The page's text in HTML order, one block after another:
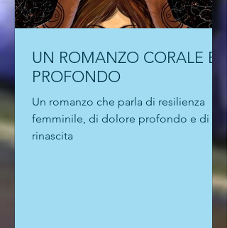
UN ROMANZO CORALE E
PROFONDO
Un romanzo che parla di resilienza